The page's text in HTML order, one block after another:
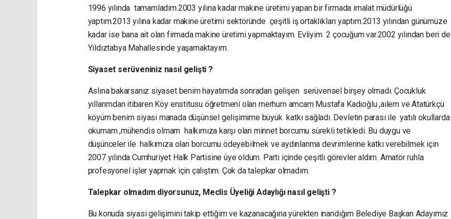
1996 yılında tamamladım.2003 yılına kadar makine üretimi yapan bir firmada imalat müdürlüğü
yaptım.2013 yılına kadar makine üretimi sektöründe çeşitli iş ortaklıkları yaptım.2013 yılından günümüze
kadar ise bana ait olan firmada makine üretimi yapmaktayım. Evliyim 2 çocuğum var.2002 yılından beri de
Yıldıztabya Mahallesinde yaşamaktayım.
Siyaset serüveniniz nasıl gelişti ?
Aslına bakarsanız siyaset benim hayatımda sonradan gelişen serüvensel birşey olmadı. Çocukluk
yıllarımdan itibaren Köy enstitusu öğretmeni olan merhum amcam Mustafa Kadıoğlu ,ailem ve Atatürkçü
köyüm benim siyasi manada düşünsel gelişimime büyük katkı sağladı. Devletin parası ile yatılı okullarda
okumam ,mühendis olmam halkımıza karşı olan minnet borcumu sürekli tetikledi. Bu duygu ve
düşünceler ile halkımıza olan borcumu ödeyebilmek ve aydınlanma devrimlerine katkı verebilmek için
2007 yılında Cumhuriyet Halk Partisine üye oldum. Parti içinde çeşitli görevler aldım. Amatör ruhla
profesyonel işler yapmak için çalıştım. Çok da talepkar olmadım.
Talepkar olmadım diyorsunuz, Meclis Üyeliği Adaylığı nasıl gelişti ?
Bu konuda siyasi gelişimini takip ettiğim ve kazanacağına yürekten inandığım Belediye Başkan Adayımız